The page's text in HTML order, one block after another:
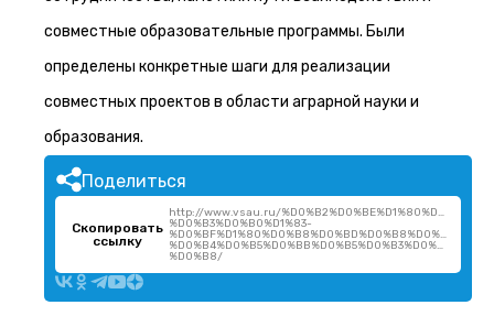
совместные образовательные программы. Были
определены конкретные шаги для реализации
совместных проектов в области аграрной науки и
образования.
Поделиться
Скопировать
ссылку
http://www.vsau.ru/
%D0%B3%D0%B0%D1%83-
%D0%B8/